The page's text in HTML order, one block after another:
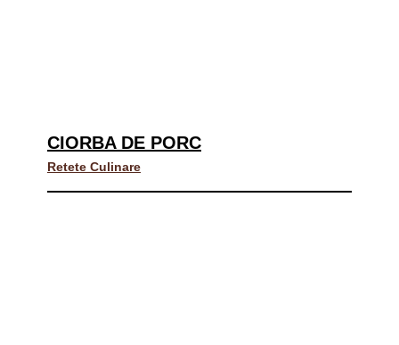
CIORBA DE PORC
Retete Culinare